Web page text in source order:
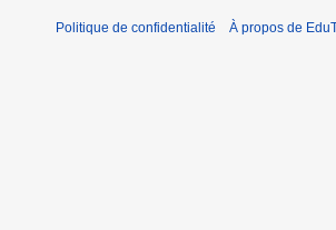
Politique de confidentialité À propos de